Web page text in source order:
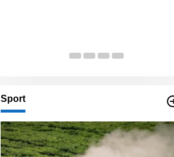
Sport